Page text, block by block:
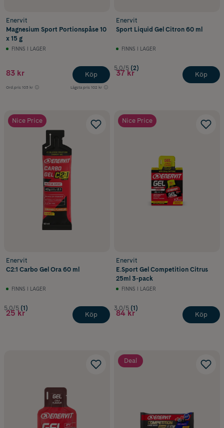
Enervit
Magnesium Sport Portionspåse 10
x 15 g
FINNS I LAGER
83 kr
Ord.pris 103 kr Lägsta pris 102 kr
Köp
Enervit
Sport Liquid Gel Citron 60 ml
FINNS I LAGER
5.0/5 (2)
37 kr Köp
Nice Price
Enervit
C2:1 Carbo Gel Ora 60 ml
FINNS I LAGER
5.0/5 (1)
25 kr Köp
Nice Price
Enervit
E.Sport Gel Competition Citrus
25ml 3-pack
FINNS I LAGER
3.0/5 (1)
84 kr Köp
Deal